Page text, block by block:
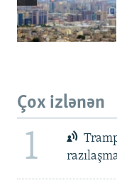
Çox izlənən
1